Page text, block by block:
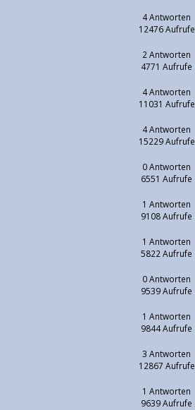
4 Antworten
12476 Aufrufe
2 Antworten
4771 Aufrufe
4 Antworten
11031 Aufrufe
4 Antworten
15229 Aufrufe
0 Antworten
6551 Aufrufe
1 Antworten
9108 Aufrufe
1 Antworten
5822 Aufrufe
0 Antworten
9539 Aufrufe
1 Antworten
9844 Aufrufe
3 Antworten
12867 Aufrufe
1 Antworten
9639 Aufrufe